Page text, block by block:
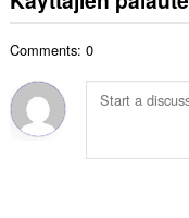
Comments: 0